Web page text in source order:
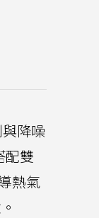
降噪
配雙
熱氣